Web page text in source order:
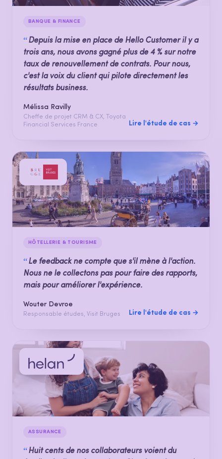
BANQUE & FINANCE
“Depuis la mise en place de Hello Customer il y a
trois ans, nous avons gagné plus de 4 % sur notre
taux de renouvellement de contrats. Pour nous,
c'est la voix du client qui pilote directement les
résultats business.
Mélissa Ravilly
Cheffe de projet CRM & CX, Toyota
Financial Services France
Lire l'étude de cas →
HÔTELLERIE & TOURISME
“Le feedback ne compte que s'il mène à l'action.
Nous ne le collectons pas pour faire des rapports,
mais pour améliorer l'expérience.
Wouter Devroe
Responsable études, Visit Bruges Lire l'étude de cas →
ASSURANCE
“Huit cents de nos collaborateurs voient du